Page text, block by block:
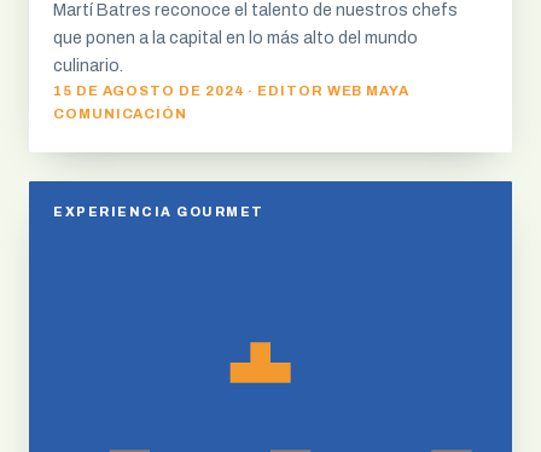
Martí Batres reconoce el talento de nuestros chefs
que ponen a la capital en lo más alto del mundo
culinario.
15 DE AGOSTO DE 2024 · EDITOR WEB MAYA
COMUNICACIÓN
EXPERIENCIA GOURMET